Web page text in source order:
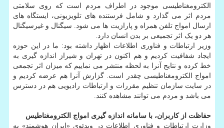
الکترومغناطیسی موجود در اطراف مردم است که روی سلامتی
مردم اثر می گذارد و شامل فرستنده های تلویزیونی، ایستگاه های
ارسال امواج تلفن همراه و پارازیت ها می شود. سیگنال و غیرسیگنال
هر دو یک اثر تجمیعی بر بدن انسان دارد.
وزیر ارتباطات و فناوری اطلاعات اظهار داشته بود: ما در این حوزه
ایجاد شفافیت کردیم و هم اکنون در تهران و شیراز اندازه گیری به
خط کرده و نتایج آنرا به لحظه منتشر می نماییم که میزان اثر تجمعی
امواج الکترومغناطیسی چقدر است. گزارش آنرا هم عرضه کردیم و
در سایت سازمان تنظیم مقررات و ارتباطات رادیویی هم در دسترس
می باشد و مردم می توانند مشاهده کنند.
حفاظت از کاربران، با سامانه اندازه گیری امواج الکترومغناطیس
وزارت ارتباطات و فناوری اطلاعات در ویدئوی «ایران هوشمند» به